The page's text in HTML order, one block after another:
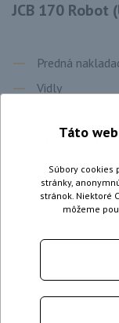
JCB 170 Robot
Predná
Vidly
Výkon 35 kW/
Lopata, max.
Výška
Nosnosť 700 kg
Táto
Súbory cookies
stránky,
stránok. Niektoré
môžeme